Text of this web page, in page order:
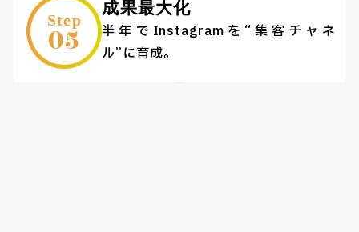
Step
05
成果最大化
半年でInstagramを“集客チャネ
ル”に育成。